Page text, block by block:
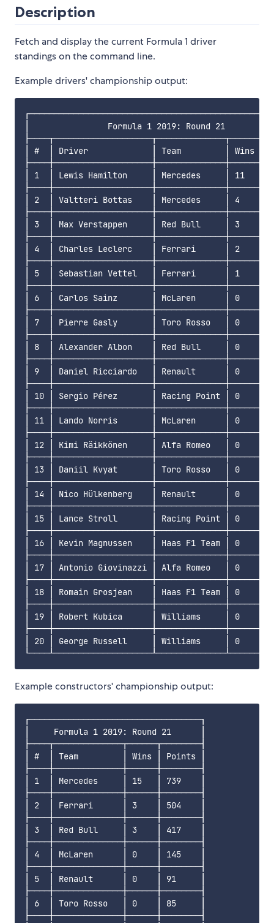
Description
Fetch and display the current Formula 1 driver
standings on the command line.
Example drivers' championship output:
│                Formula 1 2019: Round 21
│ #  │ Driver             │ Team         │ Wins │
│ 1  │ Lewis Hamilton     │ Mercedes     │ 11   │
│ 2  │ Valtteri Bottas    │ Mercedes     │ 4    │
│ 3  │ Max Verstappen     │ Red Bull     │ 3    │
│ 4  │ Charles Leclerc    │ Ferrari      │ 2    │
│ 5  │ Sebastian Vettel   │ Ferrari      │ 1    │
│ 6  │ Carlos Sainz       │ McLaren      │ 0    │
│ 7  │ Pierre Gasly       │ Toro Rosso   │ 0    │
│ 8  │ Alexander Albon    │ Red Bull     │ 0    │
│ 9  │ Daniel Ricciardo   │ Renault      │ 0    │
│ 10 │ Sergio Pérez       │ Racing Point │ 0    │
│ 11 │ Lando Norris       │ McLaren      │ 0    │
│ 12 │ Kimi Räikkönen     │ Alfa Romeo   │ 0    │
│ 13 │ Daniil Kvyat       │ Toro Rosso   │ 0    │
│ 14 │ Nico Hülkenberg    │ Renault      │ 0    │
│ 15 │ Lance Stroll       │ Racing Point │ 0    │
│ 16 │ Kevin Magnussen    │ Haas F1 Team │ 0
│ 17 │ Antonio Giovinazzi │ Alfa Romeo   │ 0    │
│ 18 │ Romain Grosjean    │ Haas F1 Team │ 0
│ 19 │ Robert Kubica      │ Williams     │ 0    │
│ 20 │ George Russell     │ Williams     │ 0
Example constructors' championship output:
┌───────────────────────────────────┐
│     Formula 1 2019: Round 21      │
├────┬──────────────┬──────┬────────┤
│ #  │ Team         │ Wins │ Points │
├────┼──────────────┼──────┼────────┤
│ 1  │ Mercedes     │ 15   │ 739    │
├────┼──────────────┼──────┼────────┤
│ 2  │ Ferrari      │ 3    │ 504    │
├────┼──────────────┼──────┼────────┤
│ 3  │ Red Bull     │ 3    │ 417    │
├────┼──────────────┼──────┼────────┤
│ 4  │ McLaren      │ 0    │ 145    │
├────┼──────────────┼──────┼────────┤
│ 5  │ Renault      │ 0    │ 91     │
├────┼──────────────┼──────┼────────┤
│ 6  │ Toro Rosso   │ 0    │ 85     │
├────┼──────────────┼──────┼────────┤